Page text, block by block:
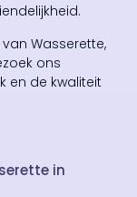
Wasserette,
ons
en de kwaliteit
in